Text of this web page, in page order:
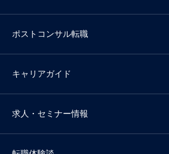
ポストコンサル転職
キャリアガイド
求人・セミナー情報